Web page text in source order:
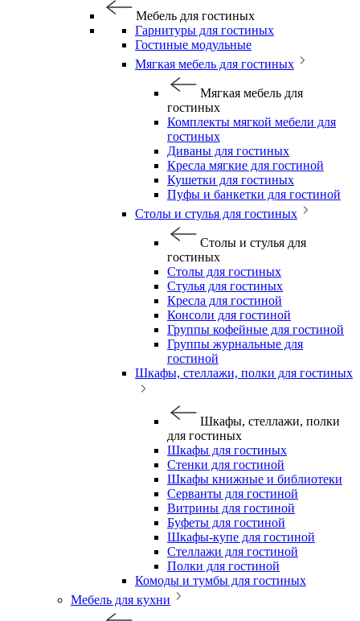
Мебель для гостиных
Гарнитуры для гостиных
Гостиные модульные
Мягкая мебель для гостиных
Мягкая мебель для
гостиных
Комплекты мягкой мебели для
гостиных
Диваны для гостиных
Кресла мягкие для гостиной
Кушетки для гостиных
Пуфы и банкетки для гостиной
Столы и стулья для гостиных
Столы и стулья для
гостиных
Столы для гостиных
Стулья для гостиных
Кресла для гостиной
Консоли для гостиной
Группы кофейные для гостиной
Группы журнальные для
гостиной
Шкафы, стеллажи, полки для гостиных
Шкафы, стеллажи, полки
для гостиных
Шкафы для гостиных
Стенки для гостиной
Шкафы книжные и библиотеки
Серванты для гостиной
Витрины для гостиной
Буфеты для гостиной
Шкафы-купе для гостиной
Стеллажи для гостиной
Полки для гостиной
Комоды и тумбы для гостиных
Мебель для кухни